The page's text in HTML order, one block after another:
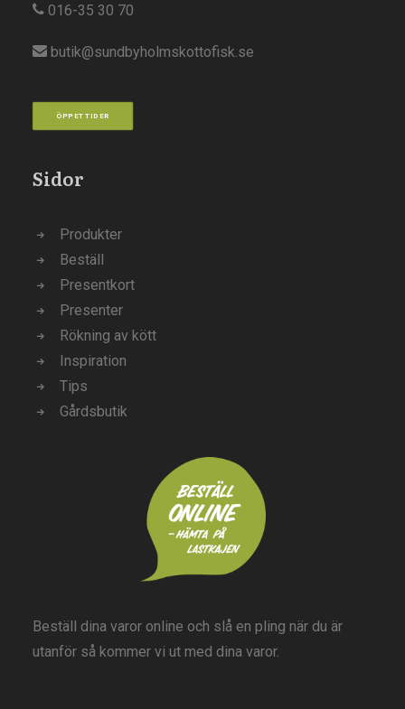
016-35 30 70
butik@sundbyholmskottofisk.se
ÖPPETTIDER
Sidor
Produkter
Beställ
Presentkort
Presenter
Rökning av kött
Inspiration
Tips
Gårdsbutik
Beställ dina varor online och slå en pling när du är
utanför så kommer vi ut med dina varor.